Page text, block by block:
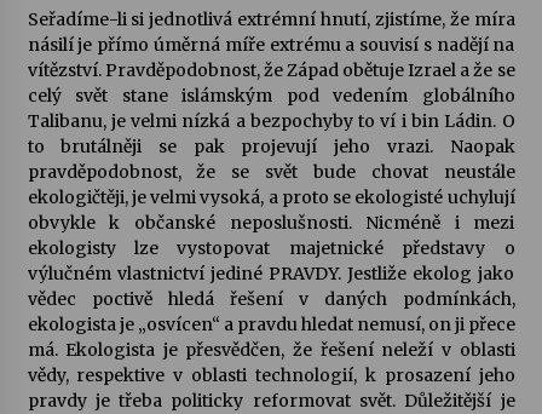
Seřadíme-li si jednotlivá extrémní hnutí, zjistíme, že míra
násilí je přímo úměrná míře extrému a souvisí s nadějí na
vítězství. Pravděpodobnost, že Západ obětuje Izrael a že se
celý svět stane islámským pod vedením globálního
Talibanu, je velmi nízká a bezpochyby to ví i bin Ládin. O
to brutálněji se pak projevují jeho vrazi. Naopak
pravděpodobnost, že se svět bude chovat neustále
ekologičtěji, je velmi vysoká, a proto se ekologisté uchylují
obvykle k občanské neposlušnosti. Nicméně i mezi
ekologisty lze vystopovat majetnické představy o
výlučném vlastnictví jediné PRAVDY. Jestliže ekolog jako
vědec poctivě hledá řešení v daných podmínkách,
ekologista je „osvícen“ a pravdu hledat nemusí, on ji přece
má. Ekologista je přesvědčen, že řešení neleží v oblasti
vědy, respektive v oblasti technologií, k prosazení jeho
pravdy je třeba politicky reformovat svět. Důležitější je